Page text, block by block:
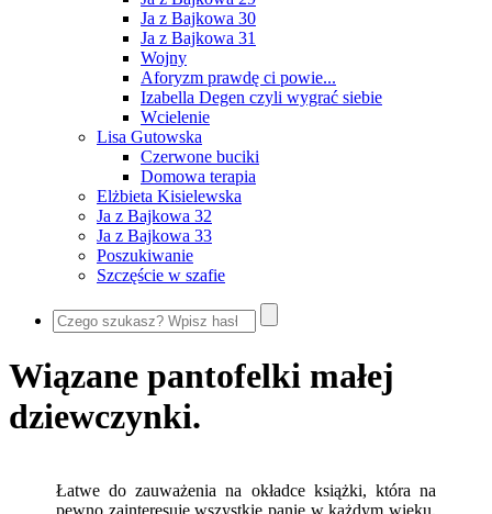
Ja z Bajkowa 30
Ja z Bajkowa 31
Wojny
Aforyzm prawdę ci powie...
Izabella Degen czyli wygrać siebie
Wcielenie
Lisa Gutowska
Czerwone buciki
Domowa terapia
Elżbieta Kisielewska
Ja z Bajkowa 32
Ja z Bajkowa 33
Poszukiwanie
Szczęście w szafie
Wiązane pantofelki małej
dziewczynki.
Łatwe do zauważenia na okładce książki, która na
pewno zainteresuje wszystkie panie w każdym wieku.